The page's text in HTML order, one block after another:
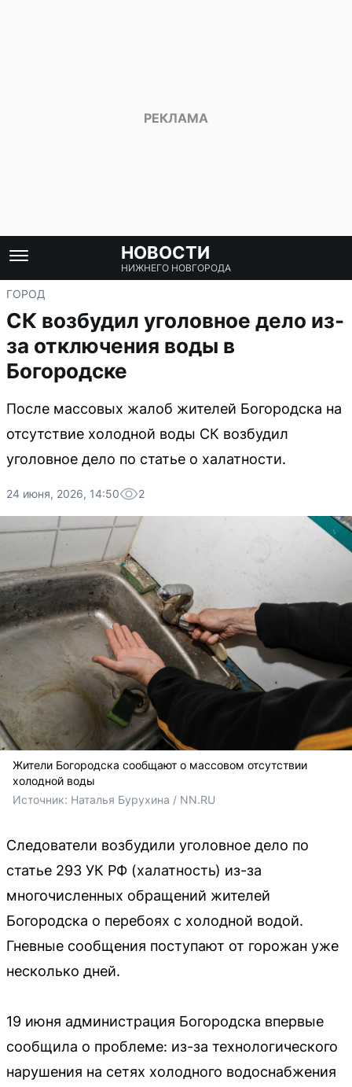
НОВОСТИ
НИЖНЕГО НОВГОРОДА
ГОРОД
СК возбудил уголовное дело из-
за отключения воды в
Богородске
После массовых жалоб жителей Богородска на
отсутствие холодной воды СК возбудил
уголовное дело по статье о халатности.
24 июня, 2026, 14:50 2
Жители Богородска сообщают о массовом отсутствии
холодной воды
Источник: Наталья Бурухина / NN.RU
Следователи возбудили уголовное дело по
статье 293 УК РФ (халатность) из-за
многочисленных обращений жителей
Богородска о перебоях с холодной водой.
Гневные сообщения поступают от горожан уже
несколько дней.
19 июня администрация Богородска впервые
сообщила о проблеме: из-за технологического
нарушения на сетях холодного водоснабжения